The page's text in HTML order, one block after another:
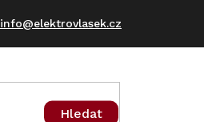
info@elektrovlasek.cz
Hledat